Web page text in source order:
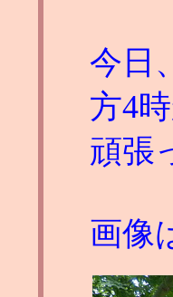
今日
方4
頑張
画像